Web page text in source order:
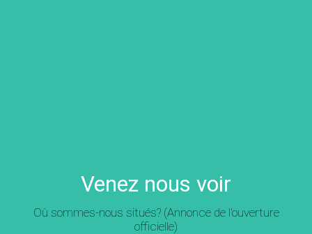
Venez nous voir
Où sommes-nous situés? (Annonce de l'ouverture
officielle)